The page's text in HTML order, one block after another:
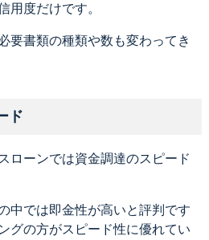
用度だけです。
要書類の種類や数も変わってき
ド
ローンでは資金調達のスピード
中では即金性が高いと評判です
グの方がスピード性に優れてい